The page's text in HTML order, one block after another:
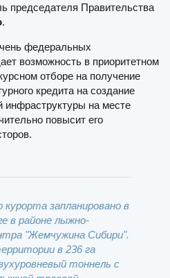
председателя Правительства
.
федеральных
возможность в приоритетном
отборе на получение
кредита на создание
инфраструктуры на месте
повысит его
запланировано в
в районе лыжно-
"Жемчужина Сибири".
в 236 га
тоннель с